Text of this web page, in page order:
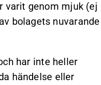
varit genom mjuk (ej
bolagets nuvarande
har inte heller
händelse eller